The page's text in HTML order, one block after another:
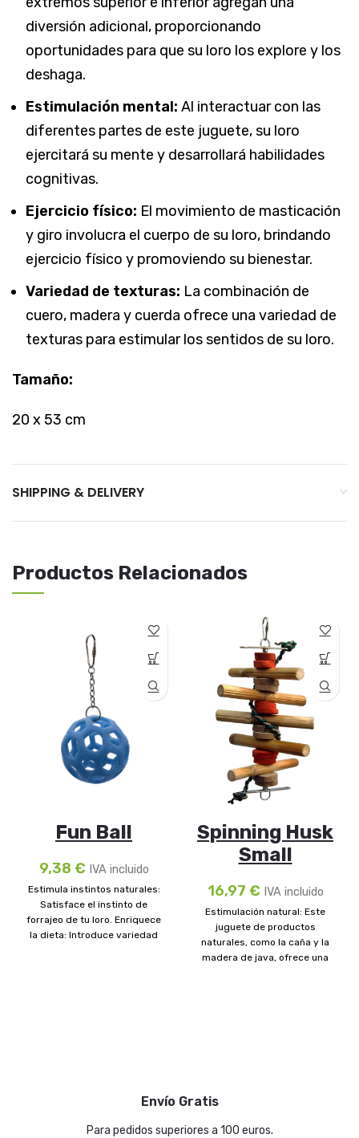
diversión adicional, proporcionando
oportunidades para que su loro los explore y los
deshaga.
Estimulación mental: Al interactuar con las
diferentes partes de este juguete, su loro
ejercitará su mente y desarrollará habilidades
cognitivas.
Ejercicio físico: El movimiento de masticación
y giro involucra el cuerpo de su loro, brindando
ejercicio físico y promoviendo su bienestar.
Variedad de texturas: La combinación de
cuero, madera y cuerda ofrece una variedad de
texturas para estimular los sentidos de su loro.
Tamaño:
20 x 53 cm
SHIPPING & DELIVERY
Productos Relacionados
Fun Ball
9,38 € IVA incluido
Estimula instintos naturales:
Satisface el instinto de
forrajeo de tu loro. Enriquece
la dieta: Introduce variedad
Spinning Husk
Small
16,97 € IVA incluido
Estimulación natural: Este
juguete de productos
naturales, como la caña y la
madera de java, ofrece una
Envío Gratis
Para pedidos superiores a 100 euros.